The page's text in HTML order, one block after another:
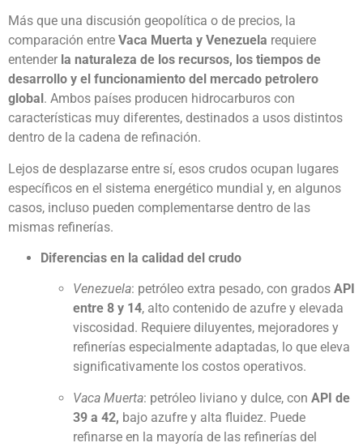
Más que una discusión geopolítica o de precios, la
comparación entre Vaca Muerta y Venezuela requiere
entender la naturaleza de los recursos, los tiempos de
desarrollo y el funcionamiento del mercado petrolero
global . Ambos países producen hidrocarburos con
características muy diferentes, destinados a usos distintos
dentro de la cadena de refinación.
Lejos de desplazarse entre sí, esos crudos ocupan lugares
específicos en el sistema energético mundial y, en algunos
casos, incluso pueden complementarse dentro de las
mismas refinerías.
Diferencias en la calidad del crudo
Venezuela: petróleo extra pesado, con grados API
entre 8 y 14, alto contenido de azufre y elevada
viscosidad. Requiere diluyentes, mejoradores y
refinerías especialmente adaptadas, lo que eleva
significativamente los costos operativos.
Vaca Muerta: petróleo liviano y dulce, con API de
39 a 42, bajo azufre y alta fluidez. Puede
refinarse en la mayoría de las refinerías del